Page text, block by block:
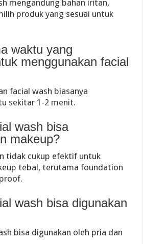
mengandung bahan iritan,
produk yang sesuai untuk
waktu yang
menggunakan facial
facial wash biasanya
sekitar 1-2 menit.
wash bisa
makeup?
tidak cukup efektif untuk
tebal, terutama foundation
wash bisa digunakan
bisa digunakan oleh pria dan